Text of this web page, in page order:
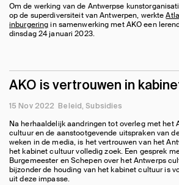
Om de werking van de Antwerpse
op de superdiversiteit van Antwerpen, werkte
inburgeringin samenwerking met AKO een
dinsdag 24 januari 2023.
AKO is vertrouwen in
15 Nov 2022 Beleid Subsidies
Na herhaaldelijk aandringen tot overleg met het
cultuur en de aanstootgevende uitspraken van
weken in de media, is het vertrouwen van het
het kabinet cultuur volledig zoek. Een gesprek
Burgemeester en Schepen over het Antwerps
bijzonder de houding van het kabinet cultuur is
uit deze impasse.